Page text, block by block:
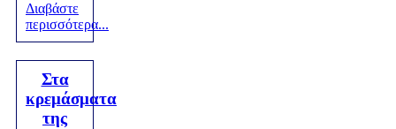
Διαβάστε
περισσότερα...
Στα
κρεμάσματα
της